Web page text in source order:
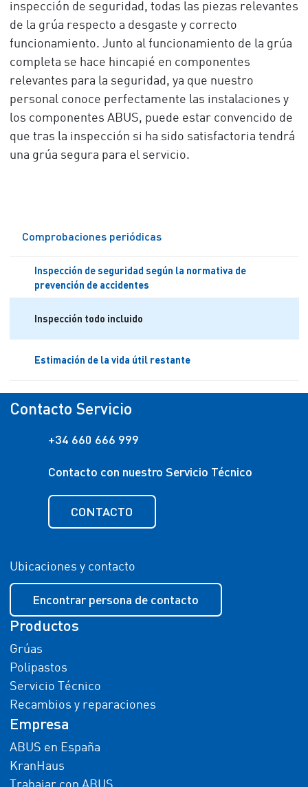
Comprobaciones periódicas
Inspección de seguridad según la normativa de
prevención de accidentes
Inspección todo incluido
Estimación de la vida útil restante
inspección de seguridad, todas las piezas relevantes
de la grúa respecto a desgaste y correcto
funcionamiento. Junto al funcionamiento de la grúa
completa se hace hincapié en componentes
relevantes para la seguridad, ya que nuestro
personal conoce perfectamente las instalaciones y
los componentes ABUS, puede estar convencido de
que tras la inspección si ha sido satisfactoria tendrá
una grúa segura para el servicio.
Contacto Servicio
+34 660 666 999
Contacto con nuestro Servicio Técnico
CONTACTO
Ubicaciones y contacto
Encontrar persona de contacto
Productos
Grúas
Polipastos
Servicio Técnico
Recambios y reparaciones
Empresa
ABUS en España
KranHaus